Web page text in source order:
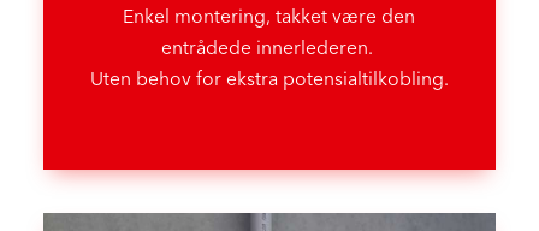
Enkel montering, takket være den
entrådede innerlederen.
Uten behov for ekstra potensialtilkobling.